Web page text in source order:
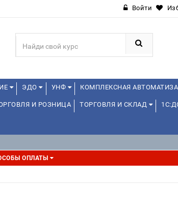
Войти
ЭДО УНФ КОМПЛЕКСНАЯ
И РОЗНИЦА ТОРГОВЛЯ И СКЛАД
ПРОБЫ) 4-6 ЧАСОВ ОТ 12 ЛЕТ
ОПЛАТЫ